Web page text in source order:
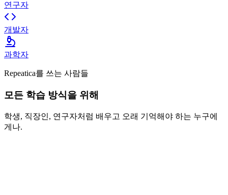
연구자
개발자
과학자
Repeatica를 쓰는 사람들
모든 학습 방식을 위해
학생, 직장인, 연구자처럼 배우고 오래 기억해야 하는 누구에
게나.